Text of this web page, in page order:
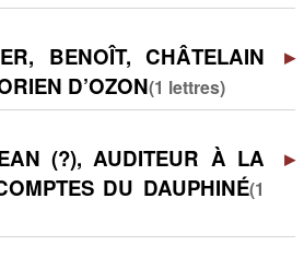
BENOÎT, CHÂTELAIN
D’OZON(1 lettres)
(?), AUDITEUR À LA
DU DAUPHINÉ(1